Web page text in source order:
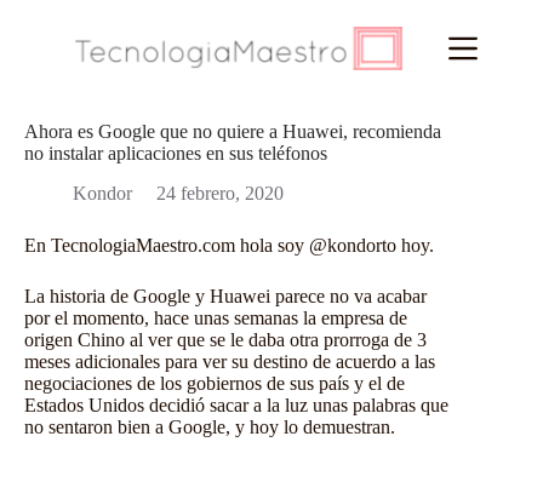
Ahora es Google que no quiere a Huawei, recomienda
no instalar aplicaciones en sus teléfonos
Kondor
24 febrero, 2020
En TecnologiaMaestro.com hola soy @kondorto hoy.
La historia de Google y Huawei parece no va acabar
por el momento, hace unas semanas la empresa de
origen Chino al ver que se le daba otra prorroga de 3
meses adicionales para ver su destino de acuerdo a las
negociaciones de los gobiernos de sus país y el de
Estados Unidos decidió sacar a la luz unas palabras que
no sentaron bien a Google, y hoy lo demuestran.